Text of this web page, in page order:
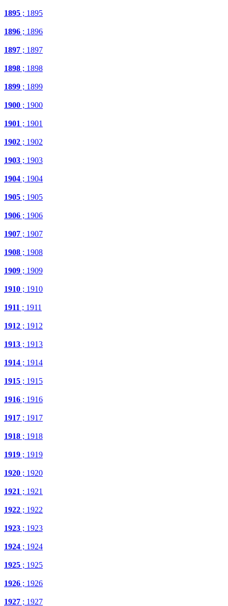
1895 ; 1895
1896 ; 1896
1897 ; 1897
1898 ; 1898
1899 ; 1899
1900 ; 1900
1901 ; 1901
1902 ; 1902
1903 ; 1903
1904 ; 1904
1905 ; 1905
1906 ; 1906
1907 ; 1907
1908 ; 1908
1909 ; 1909
1910 ; 1910
1911 ; 1911
1912 ; 1912
1913 ; 1913
1914 ; 1914
1915 ; 1915
1916 ; 1916
1917 ; 1917
1918 ; 1918
1919 ; 1919
1920 ; 1920
1921 ; 1921
1922 ; 1922
1923 ; 1923
1924 ; 1924
1925 ; 1925
1926 ; 1926
1927 ; 1927